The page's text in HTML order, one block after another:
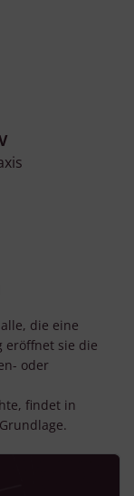
die eine
eröffnet sie die
oder
findet in